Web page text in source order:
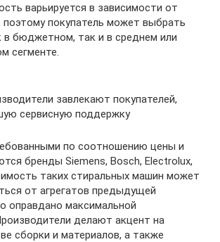
варьируется в зависимости от
поэтому покупатель может выбрать
в бюджетном, так и в среднем или
сегменте.
завлекают покупателей,
сервисную поддержку
по соотношению цены и
бренды Siemens, Bosch, Electrolux,
таких стиральных машин может
от агрегатов предыдущей
оправдано максимальной
делают акцент на
сборки и материалов, а также